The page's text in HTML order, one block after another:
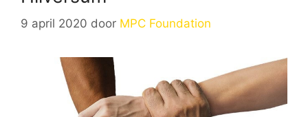
9 april 2020 door MPC Foundation